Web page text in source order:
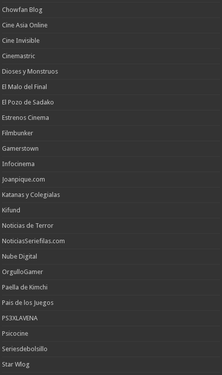
Chowfan Blog
Cine Asia Online
Cine Invisible
Cinemastric
Dioses y Monstruos
El Malo del Final
El Pozo de Sadako
Estrenos Cinema
Filmbunker
Gamerstown
Infocinema
Joanpique.com
Katanas y Colegialas
Kifund
Noticias de Terror
NoticiasSeriefilas.com
Nube Digital
OrgulloGamer
Paella de Kimchi
Pais de los Juegos
PS3XLAVENA
Psicocine
Seriesdebolsillo
Star Wlog